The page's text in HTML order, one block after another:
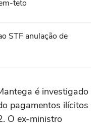
teto
STF anulação de
é investigado
pagamentos ilícitos
O ex-ministro